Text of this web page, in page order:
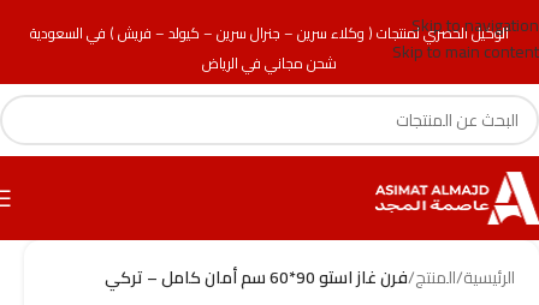
الوكيل الحصري لمنتجات ( وكلاء سرين – جنرال سرين – كيولد – فريش ) في السعودية
شحن مجاني في الرياض
Skip to navigation
Skip to main content
الرئيسية/المنتج/فرن غاز استو 90*60 سم أمان كامل – تركي